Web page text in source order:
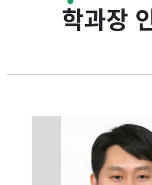
학과장